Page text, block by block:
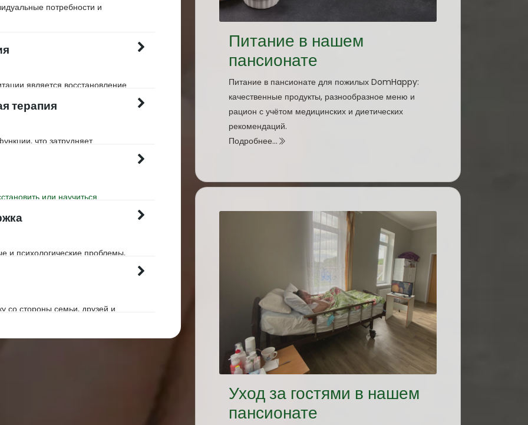
потребности и
является восстановление
движений. Это может
силы, гибкости, равновесия
терапия
что затрудняет
восстановить речь,
или научиться
быть более
и психологические проблемы,
самооценки.
пациентам и их семьям
со стороны семьи, друзей и
его к восстановлению.
Питание в нашем
пансионате
Питание в пансионате для пожилых DomHappy:
качественные продукты, разнообразное меню и
рацион с учётом медицинских и диетических
рекомендаций.
Подробнее...
Уход за гостями в нашем
пансионате